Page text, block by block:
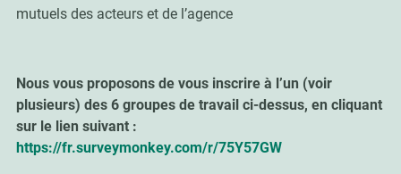
mutuels des acteurs et de l’agence
Nous vous proposons de vous inscrire à l’un (voir
plusieurs) des 6 groupes de travail ci-dessus, en cliquant
sur le lien suivant :
https://fr.surveymonkey.com/r/75Y57GW